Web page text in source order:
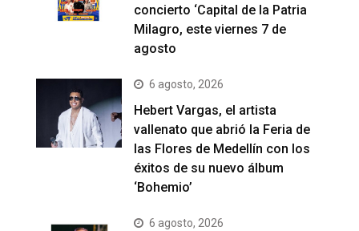
concierto ‘Capital de la Patria
Milagro, este viernes 7 de
agosto
6 agosto, 2026
Hebert Vargas, el artista
vallenato que abrió la Feria de
las Flores de Medellín con los
éxitos de su nuevo álbum
‘Bohemio’
6 agosto, 2026